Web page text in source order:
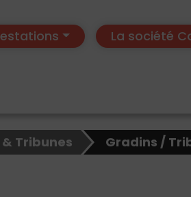
La société
Tribunes Gradins /